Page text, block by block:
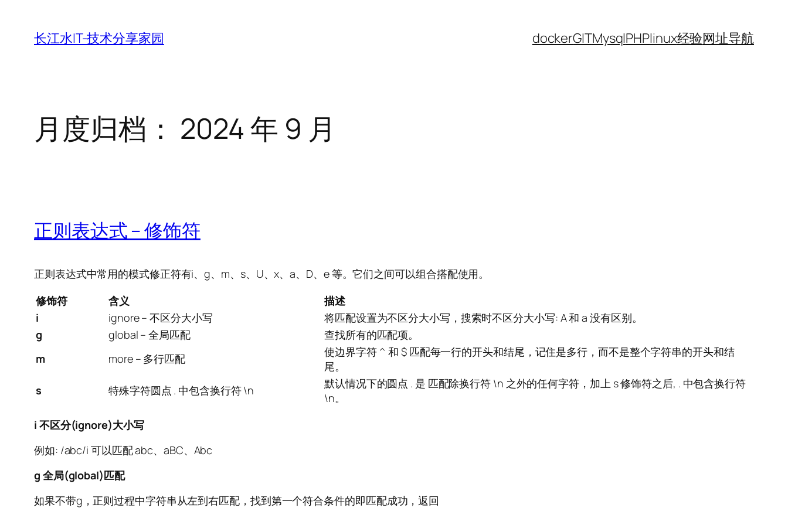
长江水IT-技术分享家园 dockerGITMysqlPHPlinux经验网址导航
月度归档： 2024 年 9 月
正则表达式 – 修饰符
正则表达式中常用的模式修正符有i、g、m、s、U、x、a、D、e 等。它们之间可以组合搭配使用。
修饰符
含义
描述
i
ignore – 不区分大小写
将匹配设置为不区分大小写，搜索时不区分大小写: A 和 a 没有区别。
g
global – 全局匹配
查找所有的匹配项。
m
more – 多行匹配
使边界字符 ^ 和 $ 匹配每一行的开头和结尾，记住是多行，而不是整个字符串的开头和结
尾。
s
特殊字符圆点 . 中包含换行符 \n
默认情况下的圆点 . 是 匹配除换行符 \n 之外的任何字符，加上 s 修饰符之后, . 中包含换行符
\n。
i 不区分(ignore)大小写
例如: /abc/i 可以匹配 abc、aBC、Abc
g 全局(global)匹配
如果不带g，正则过程中字符串从左到右匹配，找到第一个符合条件的即匹配成功，返回